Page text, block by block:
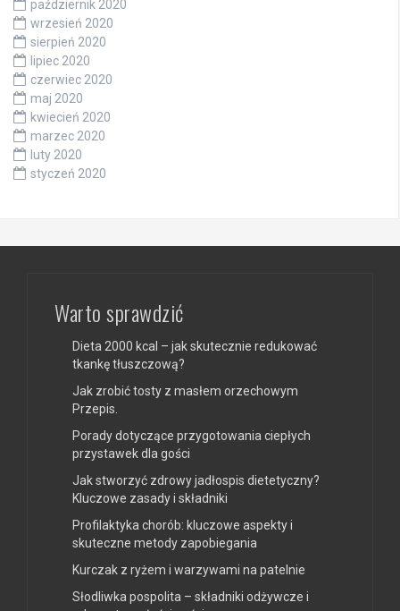
październik 2020
wrzesień 2020
sierpień 2020
lipiec 2020
czerwiec 2020
maj 2020
kwiecień 2020
marzec 2020
luty 2020
styczeń 2020
Warto sprawdzić
Dieta 2000 kcal – jak skutecznie redukować
tkankę tłuszczową?
Jak zrobić tosty z masłem orzechowym
Przepis.
Porady dotyczące przygotowania ciepłych
przystawek dla gości
Jak stworzyć zdrowy jadłospis dietetyczny?
Kluczowe zasady i składniki
Profilaktyka chorób: kluczowe aspekty i
skuteczne metody zapobiegania
Kurczak z ryżem i warzywami na patelnie
Słodliwka pospolita – składniki odżywcze i